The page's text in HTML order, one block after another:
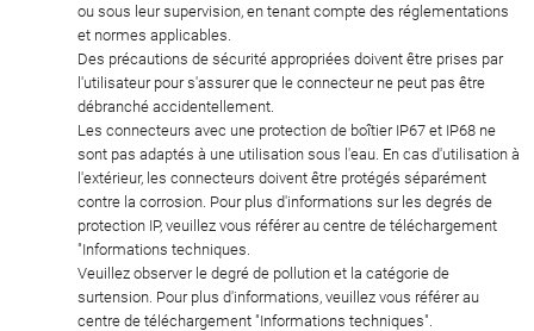
ou sous leur supervision, en tenant compte des réglementations
et normes applicables.
Des précautions de sécurité appropriées doivent être prises par
l'utilisateur pour s'assurer que le connecteur ne peut pas être
débranché accidentellement.
Les connecteurs avec une protection de boîtier IP67 et IP68 ne
sont pas adaptés à une utilisation sous l'eau. En cas d'utilisation à
l'extérieur, les connecteurs doivent être protégés séparément
contre la corrosion. Pour plus d'informations sur les degrés de
protection IP, veuillez vous référer au centre de téléchargement
"Informations techniques.
Veuillez observer le degré de pollution et la catégorie de
surtension. Pour plus d'informations, veuillez vous référer au
centre de téléchargement "Informations techniques".